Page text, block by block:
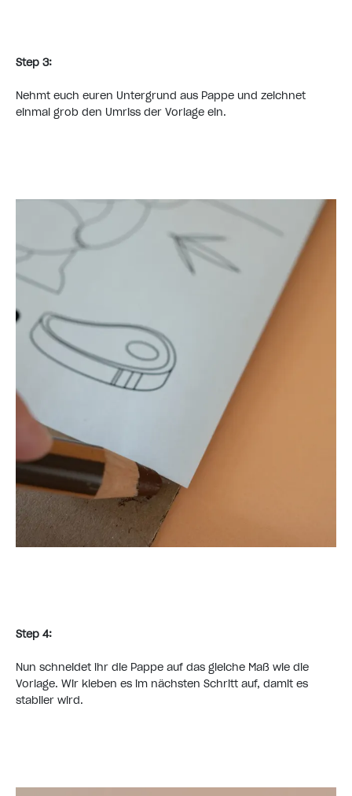
Step 3:
Nehmt euch euren Untergrund aus Pappe und zeichnet
einmal grob den Umriss der Vorlage ein.
Step 4:
Nun schneidet ihr die Pappe auf das gleiche Maß wie die
Vorlage. Wir kleben es im nächsten Schritt auf, damit es
stabiler wird.